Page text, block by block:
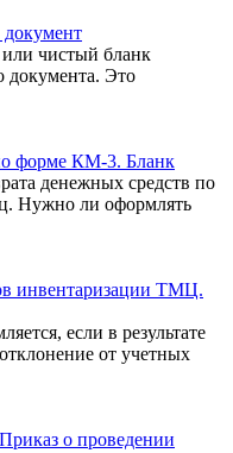
или чистый бланк
документа. Это
форме КМ-3. Бланк
денежных средств по
Нужно ли оформлять
инвентаризации ТМЦ.
если в результате
от учетных
о проведении